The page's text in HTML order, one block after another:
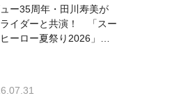
ー35周年・田川寿美が
イダーと共演！ 「スー
ーロー夏祭り2026」で